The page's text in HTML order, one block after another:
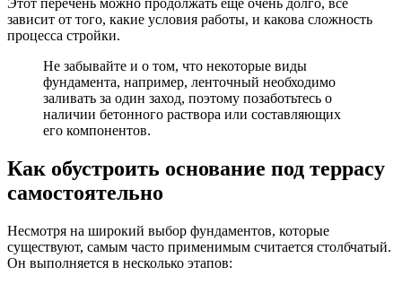
Этот перечень можно продолжать еще очень долго, все
зависит от того, какие условия работы, и какова сложность
процесса стройки.
Не забывайте и о том, что некоторые виды
фундамента, например, ленточный необходимо
заливать за один заход, поэтому позаботьтесь о
наличии бетонного раствора или составляющих
его компонентов.
Как обустроить основание под террасу
самостоятельно
Несмотря на широкий выбор фундаментов, которые
существуют, самым часто применимым считается столбчатый.
Он выполняется в несколько этапов: